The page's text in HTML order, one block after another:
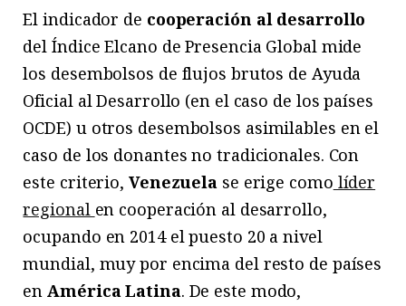
El indicador de cooperación al desarrollo
del Índice Elcano de Presencia Global mide
los desembolsos de flujos brutos de Ayuda
Oficial al Desarrollo (en el caso de los países
OCDE) u otros desembolsos asimilables en el
caso de los donantes no tradicionales. Con
este criterio, Venezuela se erige como líder
regional en cooperación al desarrollo,
ocupando en 2014 el puesto 20 a nivel
mundial, muy por encima del resto de países
enAmérica Latina. De este modo,